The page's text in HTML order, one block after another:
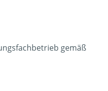
gemäß